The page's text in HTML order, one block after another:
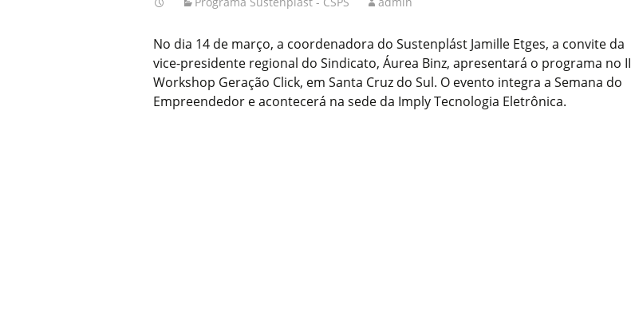
No dia 14 de março, a coordenadora do Sustenplást Jamille Etges, a convite da
vice-presidente regional do Sindicato, Áurea Binz, apresentará o programa no II
Workshop Geração Click, em Santa Cruz do Sul. O evento integra a Semana do
Empreendedor e acontecerá na sede da Imply Tecnologia Eletrônica.